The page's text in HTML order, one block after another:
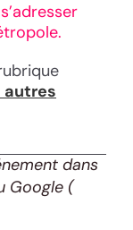
dans
Google (